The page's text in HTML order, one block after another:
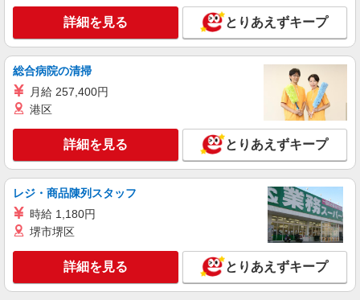
派遣社員
株式会社テクノ・サービス/お仕事No/0894866
組付け作業
詳細を見る
株式会社綜合キャリアオプション（1314VJ0805G65★65-N-T4）
(紹)人気車種の製造
日給9,970円〜12,463円 ※経験・能力による
※時間外・深夜手当含む ※入社日〜6ヵ月の場合
※7ヵ月〜1年:10,360円、1年1ヵ月〜2年:10,960
円、2年1ヵ月以降:11,580円 【月収例】31万1500
円 (昼夜勤:日給9970円×21日+残業・深夜・休出・
皆勤手当) ※入社日〜6ヶ月の場合 交通費：既定
キープ 詳細を見る
詳細を見る とりあえずキープ
総合病院の清掃
月給 257,400円
港区
詳細を見る とりあえずキープ
レジ・商品陳列スタッフ
時給 1,180円
堺市堺区
詳細を見る とりあえずキープ